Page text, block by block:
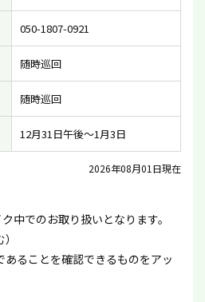
050-1807-0921
随時巡回
随時巡回
12月31日午後〜1月3日
2026年08月01日現在
中でのお取り扱いとなります。
ることを確認できるものをアッ